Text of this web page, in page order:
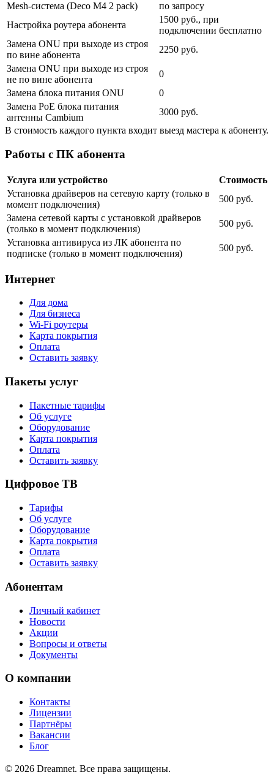
Mesh-система (Deco M4 2 pack)
по запросу
Настройка роутера абонента
1500 руб., при
подключении бесплатно
Замена ONU при выходе из строя
по вине абонента
2250 руб.
Замена ONU при выходе из строя
не по вине абонента
0
Замена блока питания ONU
0
Замена PoE блока питания
антенны Cambium
3000 руб.
В стоимость каждого пункта входит выезд мастера к абоненту.
Работы с ПК абонента
Услуга или устройство
Стоимость
Установка драйверов на сетевую карту (только в
момент подключения)
500 руб.
Замена сетевой карты с установкой драйверов
(только в момент подключения)
500 руб.
Установка антивируса из ЛК абонента по
подписке (только в момент подключения)
500 руб.
Интернет
Для дома
Для бизнеса
Wi-Fi роутеры
Карта покрытия
Оплата
Оставить заявку
Пакеты услуг
Пакетные тарифы
Об услуге
Оборудование
Карта покрытия
Оплата
Оставить заявку
Цифровое ТВ
Тарифы
Об услуге
Оборудование
Карта покрытия
Оплата
Оставить заявку
Абонентам
Личный кабинет
Новости
Акции
Вопросы и ответы
Документы
О компании
Контакты
Лицензии
Партнёры
Вакансии
Блог
© 2026 Dreamnet. Все права защищены.